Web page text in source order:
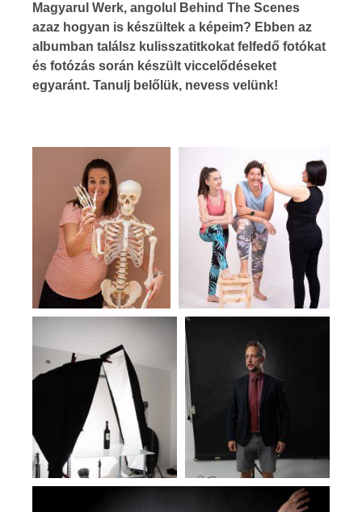
Magyarul Werk, angolul Behind The Scenes
azaz hogyan is készültek a képeim? Ebben az
albumban találsz kulisszatitkokat felfedő fotókat
és fotózás során készült viccelődéseket
egyaránt. Tanulj belőlük, nevess velünk!